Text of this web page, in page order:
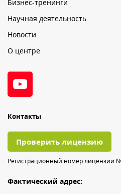
Бизнес-тренинги
Научная деятельность
Новости
О центре
Контакты
Проверить лицензию
Регистрационный номер лицензии
Фактический адрес: